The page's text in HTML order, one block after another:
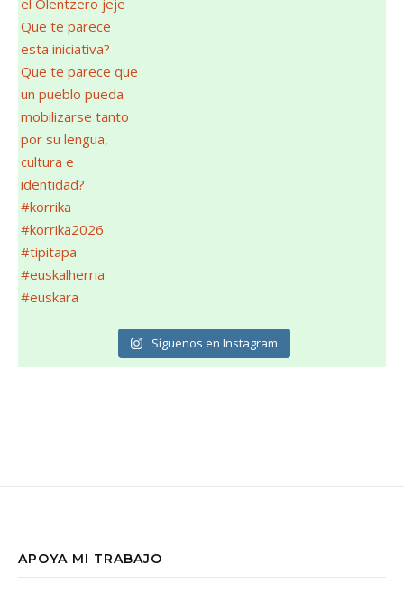
Síguenos en Instagram
APOYA MI TRABAJO